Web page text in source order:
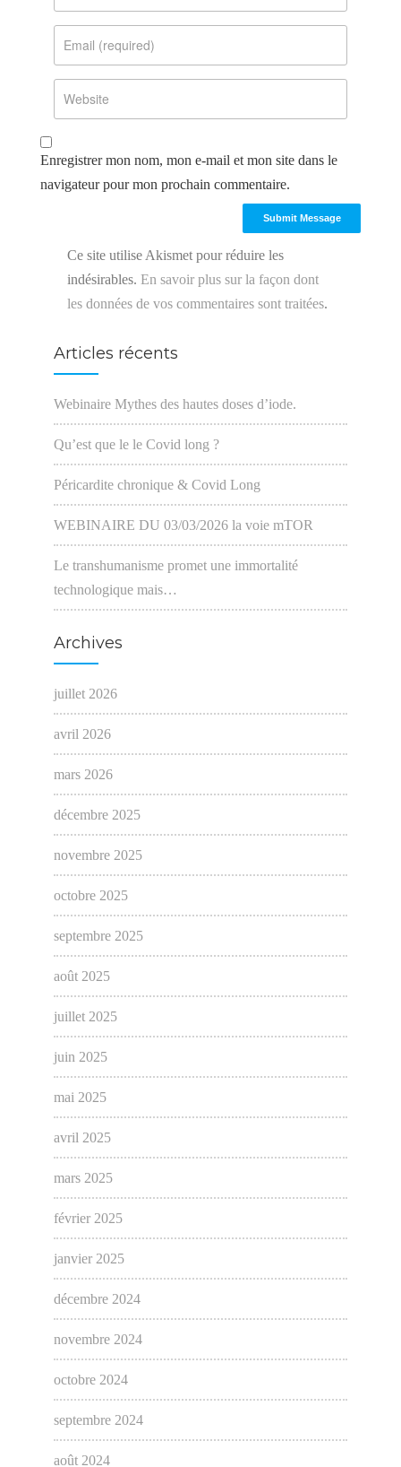
Enregistrer mon nom, mon e-mail et mon site dans le
navigateur pour mon prochain commentaire.
Ce site utilise Akismet pour réduire les
indésirables. En savoir plus sur la façon dont
les données de vos commentaires sont traitées.
Articles récents
Webinaire Mythes des hautes doses d’iode.
Qu’est que le le Covid long ?
Péricardite chronique & Covid Long
WEBINAIRE DU 03/03/2026 la voie mTOR
Le transhumanisme promet une immortalité
technologique mais…
Archives
juillet 2026
avril 2026
mars 2026
décembre 2025
novembre 2025
octobre 2025
septembre 2025
août 2025
juillet 2025
juin 2025
mai 2025
avril 2025
mars 2025
février 2025
janvier 2025
décembre 2024
novembre 2024
octobre 2024
septembre 2024
août 2024